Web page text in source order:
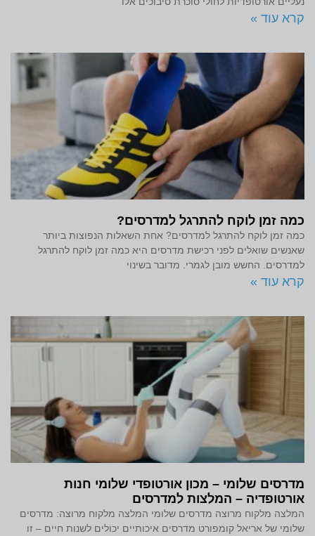
קרא עוד »
כמה זמן לוקח להתרגל למדרסים?
כמה זמן לוקח להתרגל למדרסים? אחת השאלות הנפוצות ביותר
שאנשים שואלים לפני רכישת מדרסים היא כמה זמן לוקח להתרגל
למדרסים. החשש מובן לגמרי. מדובר בשינוי
קרא עוד »
מדרסים שלומי – מכון אורטופדי שלומי חנות
אורטופדיה – המלצות למדרסים
המלצה מלקוח מרוצה מדרסים שלומי המלצה מלקוח מרוצה: מדרסים
שלומי של אריאל קומפורט מדרסים איכותיים יכולים לשנות חיים – זו